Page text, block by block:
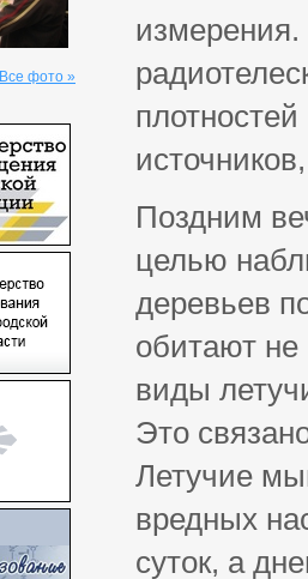
Все фото »
измерения.
Поздним
целью
деревьев
обитают
виды
Это
Летучие
вредных
суток, а